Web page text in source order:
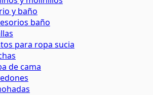
y baño
baño
para ropa sucia
de cama